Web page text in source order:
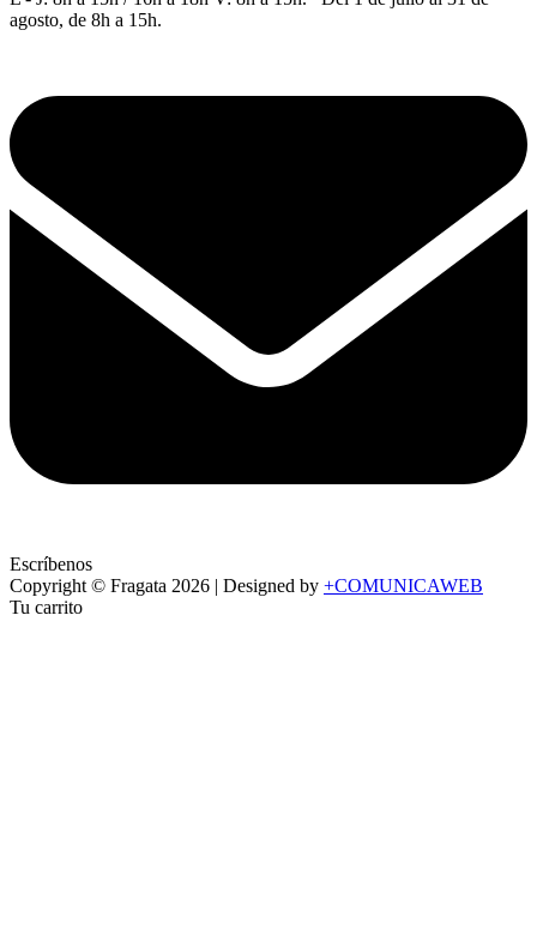
agosto, de 8h a 15h.
Escríbenos
Copyright © Fragata 2026 | Designed by +COMUNICAWEB
Tu carrito